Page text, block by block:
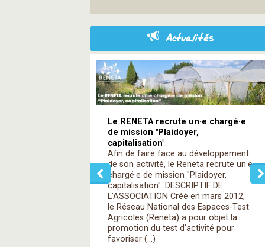
Actualités
Le RENETA recrute un·e chargé·e
de mission "Plaidoyer,
capitalisation"
Afin de faire face au développement
de son activité, le Reneta recrute un·e
chargé·e de mission "Plaidoyer,
capitalisation". DESCRIPTIF DE
L’ASSOCIATION Créé en mars 2012,
le Réseau National des Espaces-Test
Agricoles (Reneta) a pour objet la
promotion du test d’activité pour
favoriser (…)